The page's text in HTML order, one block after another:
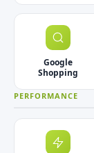
Google
Shopping
PERFORMANCE